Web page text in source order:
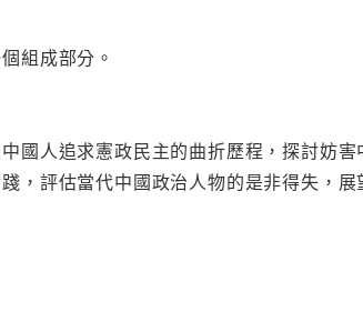
組成部分。
國人追求憲政民主的曲折歷程，探討妨
，評估當代中國政治人物的是非得失，展